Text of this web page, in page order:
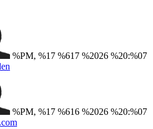
%PM, %17 %617 %2026 %20:%07
%PM, %17 %616 %2026 %20:%07